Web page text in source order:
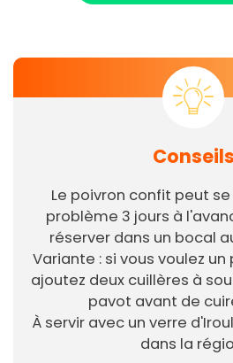
Conseils
Le poivron confit peut
problème 3 jours à
réserver dans un bocal
Variante : si vous voulez
ajoutez deux cuillères à
pavot avant de
À servir avec un verre
dans la